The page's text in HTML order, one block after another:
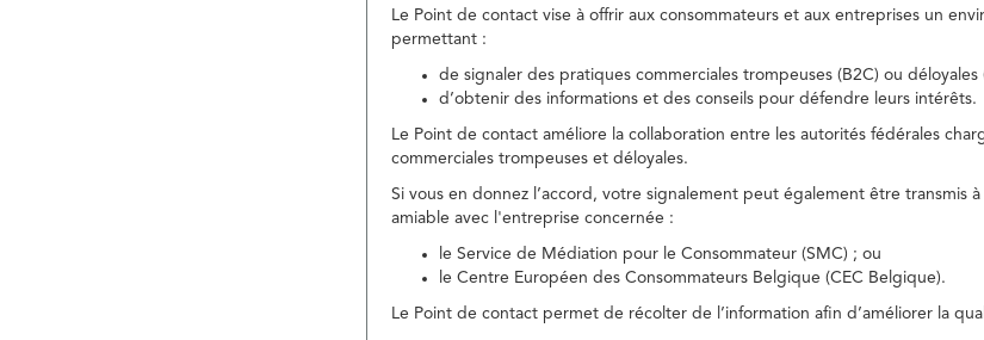
Le Point de contact vise à offrir aux consommateurs et aux entreprises un
permettant :
de signaler des pratiques commerciales trompeuses (B2C) ou déloyales
d’obtenir des informations et des conseils pour défendre leurs intérêts.
Le Point de contact améliore la collaboration entre les autorités fédérales
commerciales trompeuses et déloyales.
Si vous en donnez l’accord, votre signalement peut également être
amiable avec l'entreprise concernée :
le Service de Médiation pour le Consommateur (SMC) ; ou
le Centre Européen des Consommateurs Belgique (CEC Belgique).
Le Point de contact permet de récolter de l’information afin d’améliorer la